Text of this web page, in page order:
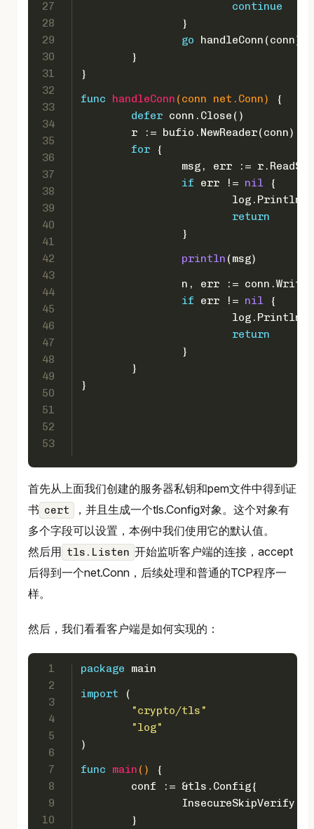
27
28
29
30
31
32
33
34
35
36
37
38
39
40
41
42
43
44
45
46
47
48
49
50
51
52
53
continue
		}
go handleConn(conn)
	}
}
func
handleConn (conn net.Conn)
{
defer conn.Close()
	r := bufio.NewReader(conn)
for {
msg, err :=
if err != nil {
return
		}
println (msg)
n, err :=
if err != nil {
return
		}
	}
}
首先从上面我们创建的服务器私钥和pem文件中得到证
书 cert
，并且生成一个tls.Config对象。这个对象有
多个字段可以设置，本例中我们使用它的默认值。
然后用 tls.Listen 开始监听客户端的连接，accept
后得到一个net.Conn，后续处理和普通的TCP程序一
样。
然后，我们看看客户端是如何实现的：
1
2
3
4
5
6
7
8
9
10
package main
import (
"crypto/tls"
"log"
)
func
main ()
{
	conf := &tls.Config{
		InsecureSkipVerify:
	}